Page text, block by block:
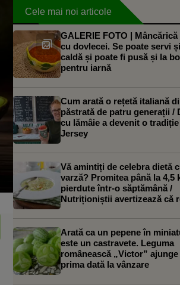
Cele mai noi articole
GALERIE FOTO | Mâncărică
cu dovlecei. Se poate servi
caldă și poate fi pusă și la
pentru iarnă
Cum arată o rețetă italiană
păstrată de patru generații /
cu lămâie a devenit o
Jersey
Vă amintiți de celebra dietă
varză? Promitea până la 4,5
pierdute într-o săptămână /
Nutriționiștii avertizează că
Arată ca un pepene în
este un castravete. Leguma
românească „Victor”
prima dată la vânzare